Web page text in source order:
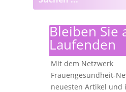
Bleiben Sie
Laufenden
Mit dem Netzwerk
Frauengesundheit-
neuesten Artikel und